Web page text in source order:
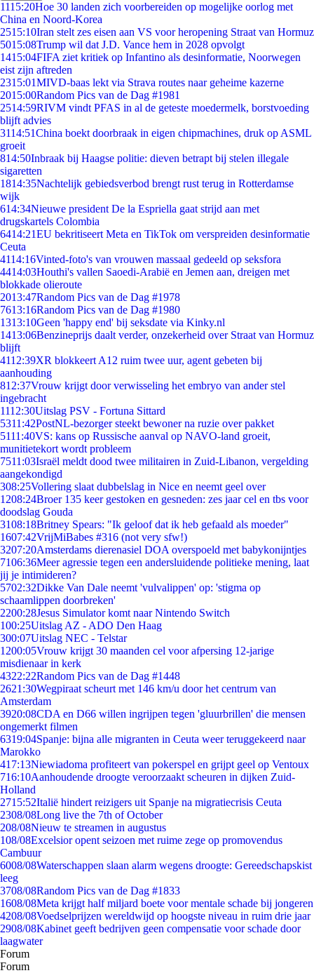
1115:20Hoe 30 landen zich voorbereiden op mogelijke oorlog met
China en Noord-Korea
2515:10Iran stelt zes eisen aan VS voor heropening Straat van Hormuz
5015:08Trump wil dat J.D. Vance hem in 2028 opvolgt
1415:04FIFA ziet kritiek op Infantino als desinformatie, Noorwegen
eist zijn aftreden
2315:01MIVD-baas lekt via Strava routes naar geheime kazerne
2015:00Random Pics van de Dag #1981
2514:59RIVM vindt PFAS in al de geteste moedermelk, borstvoeding
blijft advies
3114:51China boekt doorbraak in eigen chipmachines, druk op ASML
groeit
814:50Inbraak bij Haagse politie: dieven betrapt bij stelen illegale
sigaretten
1814:35Nachtelijk gebiedsverbod brengt rust terug in Rotterdamse
wijk
614:34Nieuwe president De la Espriella gaat strijd aan met
drugskartels Colombia
6414:21EU bekritiseert Meta en TikTok om verspreiden desinformatie
Ceuta
4114:16Vinted-foto's van vrouwen massaal gedeeld op seksfora
4414:03Houthi's vallen Saoedi-Arabië en Jemen aan, dreigen met
blokkade olieroute
2013:47Random Pics van de Dag #1978
7613:16Random Pics van de Dag #1980
1313:10Geen 'happy end' bij seksdate via Kinky.nl
1413:06Benzineprijs daalt verder, onzekerheid over Straat van Hormuz
blijft
4112:39XR blokkeert A12 ruim twee uur, agent gebeten bij
aanhouding
812:37Vrouw krijgt door verwisseling het embryo van ander stel
ingebracht
1112:30Uitslag PSV - Fortuna Sittard
5311:42PostNL-bezorger steekt bewoner na ruzie over pakket
5111:40VS: kans op Russische aanval op NAVO-land groeit,
munitietekort wordt probleem
7511:03Israël meldt dood twee militairen in Zuid-Libanon, vergelding
aangekondigd
308:25Vollering slaat dubbelslag in Nice en neemt geel over
1208:24Broer 135 keer gestoken en gesneden: zes jaar cel en tbs voor
doodslag Gouda
3108:18Britney Spears: "Ik geloof dat ik heb gefaald als moeder"
1607:42VrijMiBabes #316 (not very sfw!)
3207:20Amsterdams dierenasiel DOA overspoeld met babykonijntjes
7106:36Meer agressie tegen een andersluidende politieke mening, laat
jij je intimideren?
5702:32Dikke Van Dale neemt 'vulvalippen' op: 'stigma op
schaamlippen doorbreken'
2200:28Jesus Simulator komt naar Nintendo Switch
100:25Uitslag AZ - ADO Den Haag
300:07Uitslag NEC - Telstar
1200:05Vrouw krijgt 30 maanden cel voor afpersing 12-jarige
misdienaar in kerk
4322:22Random Pics van de Dag #1448
2621:30Wegpiraat scheurt met 146 km/u door het centrum van
Amsterdam
3920:08CDA en D66 willen ingrijpen tegen 'gluurbrillen' die mensen
ongemerkt filmen
6319:04Spanje: bijna alle migranten in Ceuta weer teruggekeerd naar
Marokko
417:13Niewiadoma profiteert van pokerspel en grijpt geel op Ventoux
716:10Aanhoudende droogte veroorzaakt scheuren in dijken Zuid-
Holland
2715:52Italië hindert reizigers uit Spanje na migratiecrisis Ceuta
2308/08Long live the 7th of October
208/08Nieuw te streamen in augustus
108/08Excelsior opent seizoen met ruime zege op promovendus
Cambuur
6008/08Waterschappen slaan alarm wegens droogte: Gereedschapskist
leeg
3708/08Random Pics van de Dag #1833
1608/08Meta krijgt half miljard boete voor mentale schade bij jongeren
4208/08Voedselprijzen wereldwijd op hoogste niveau in ruim drie jaar
2908/08Kabinet geeft bedrijven geen compensatie voor schade door
laagwater
Forum
Forum